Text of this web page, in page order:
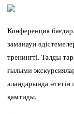
Конференция
заманауи
тренингті, Талды
ғылыми
алаңдарында өтетін
қамтиды.